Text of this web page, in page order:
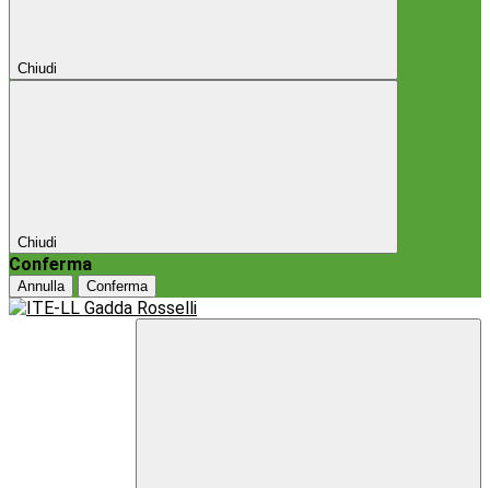
Chiudi
Chiudi
Conferma
Annulla Conferma